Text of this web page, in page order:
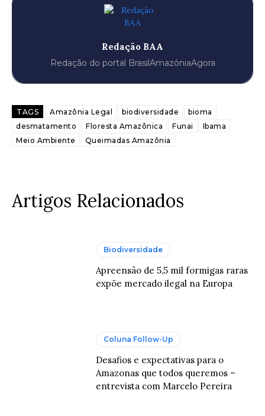
Redação BAA
Redação do portal BrasilAmazôniaAgora
TAGS Amazônia Legal biodiversidade
bioma
desmatamento
Floresta Amazônica Funai
Ibama
Meio Ambiente
Queimadas Amazônia
Artigos Relacionados
Biodiversidade
Apreensão de 5,5 mil formigas raras
expõe mercado ilegal na Europa
Coluna Follow-Up
Desafios e expectativas para o
Amazonas que todos queremos –
entrevista com Marcelo Pereira